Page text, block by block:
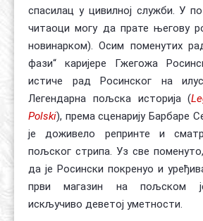
спасилац у цивилној служби. У
читаоци могу да прате његову
новинарком). Осим поменутих
фази“ каријере Гжегожа
истиче рад Росинског на
Легендарна пољска историја (
Polski), према сценарију Барбаре
је доживело репринте и
пољског стрипа. Уз све
да је Росински покренуо и
први магазин на пољском
искључиво деветој уметности.